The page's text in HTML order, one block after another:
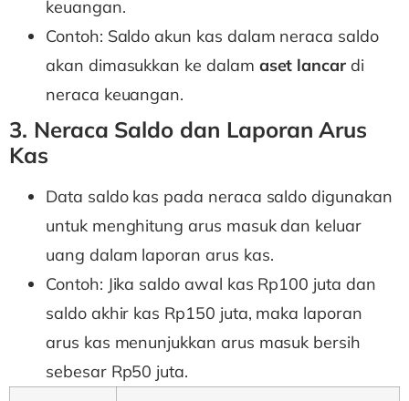
keuangan.
Contoh: Saldo akun kas dalam neraca saldo
akan dimasukkan ke dalam aset lancar di
neraca keuangan.
3. Neraca Saldo dan Laporan Arus
Kas
Data saldo kas pada neraca saldo digunakan
untuk menghitung arus masuk dan keluar
uang dalam laporan arus kas.
Contoh: Jika saldo awal kas Rp100 juta dan
saldo akhir kas Rp150 juta, maka laporan
arus kas menunjukkan arus masuk bersih
sebesar Rp50 juta.